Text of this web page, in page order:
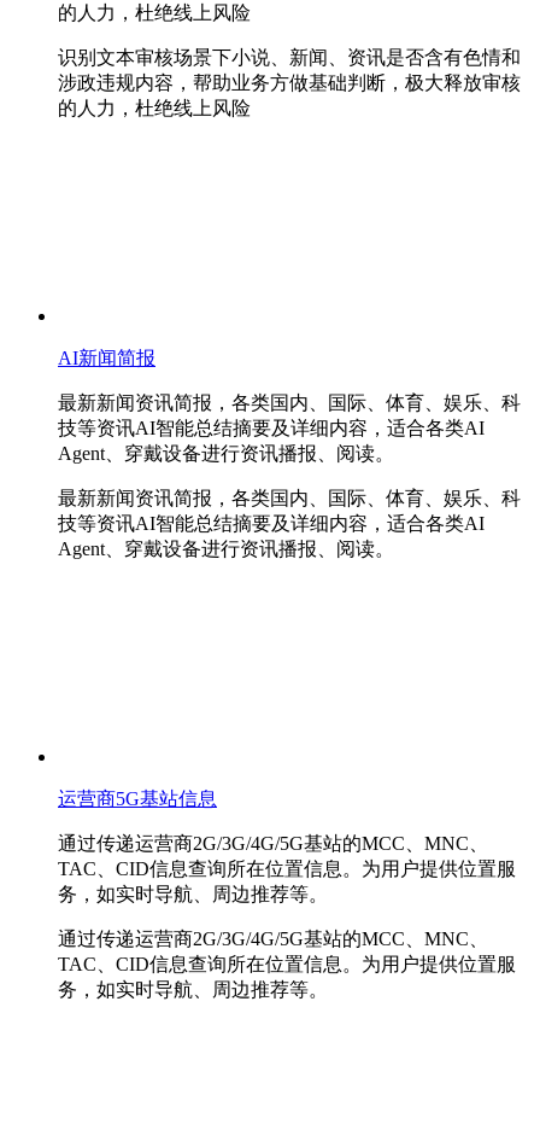
的人力，杜绝线上风险
识别文本审核场景下小说、新闻、资讯是否含有色情和
涉政违规内容，帮助业务方做基础判断，极大释放审核
的人力，杜绝线上风险
AI新闻简报
最新新闻资讯简报，各类国内、国际、体育、娱乐、科
技等资讯AI智能总结摘要及详细内容，适合各类AI
Agent、穿戴设备进行资讯播报、阅读。
最新新闻资讯简报，各类国内、国际、体育、娱乐、科
技等资讯AI智能总结摘要及详细内容，适合各类AI
Agent、穿戴设备进行资讯播报、阅读。
运营商5G基站信息
通过传递运营商2G/3G/4G/5G基站的MCC、MNC、
TAC、CID信息查询所在位置信息。为用户提供位置服
务，如实时导航、周边推荐等。
通过传递运营商2G/3G/4G/5G基站的MCC、MNC、
TAC、CID信息查询所在位置信息。为用户提供位置服
务，如实时导航、周边推荐等。